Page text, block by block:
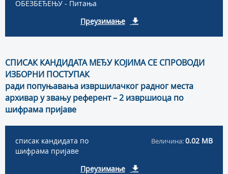
ОБЕЗБЕЂЕЊУ - Питања
Преузимање
СПИСАК КАНДИДАТА МЕЂУ КОЈИМА СЕ СПРОВОДИ
ИЗБОРНИ ПОСТУПАК
ради попуњавања извршилачког радног места
архивар у звању референт – 2 извршиоца по
шифрама пријаве
списак кандидата по
шифрама пријаве
Величина:0.02 MB
Преузимање